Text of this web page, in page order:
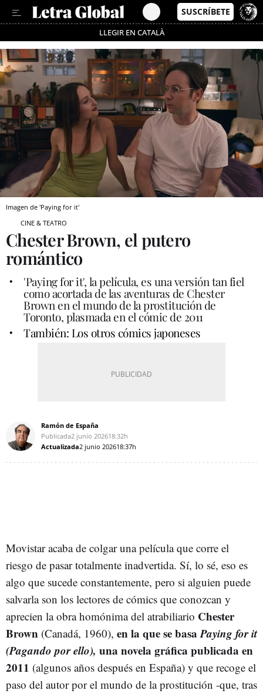
LLEGIR EN CATALÀ
Pásate al MODO AHORRO
Imagen de 'Paying for it'
CINE & TEATRO
Chester Brown, el putero
romántico
'Paying for it',la película, es una versión tan fiel
como acortada de las aventuras de Chester
Brown en el mundo de la prostitución de
Toronto, plasmada en el cómic de 2011
También: Los otros cómics japoneses
Ramón de España
Publicada2 junio 202618:32h
Actualizada2 junio 202618:37h
Movistar acaba de colgar una película que corre el
riesgo de pasar totalmente inadvertida. Sí, lo sé, eso es
algo que sucede constantemente, pero si alguien puede
salvarla son los lectores de cómics que conozcan y
aprecien la obra homónima del atrabiliario Chester
Brown (Canadá, 1960), en la que se basaPaying for it
(Pagando por ello), una novela gráfica publicada en
2011 (algunos años después en España) y que recoge el
paso del autor por el mundo de la prostitución -que, tras